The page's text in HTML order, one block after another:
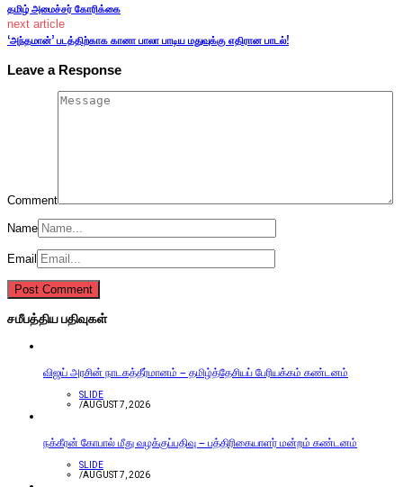
தமிழ் அமைச்சர் கோரிக்கை
next article
‘அந்தமான்’ படத்திற்காக கானா பாலா பாடிய மதுவுக்கு எதிரான பாடல்!
Leave a Response
Comment
Name
Email
சமீபத்திய பதிவுகள்
விஜய் அரசின் நாடகத்தீர்மானம் – தமிழ்த்தேசியப் பேரியக்கம் கண்டனம்
SLIDE
/AUGUST 7, 2026
நக்கீரன் கோபால் மீது வழக்குப்பதிவு – பத்திரிகையாளர் மன்றம் கண்டனம்
SLIDE
/AUGUST 7, 2026